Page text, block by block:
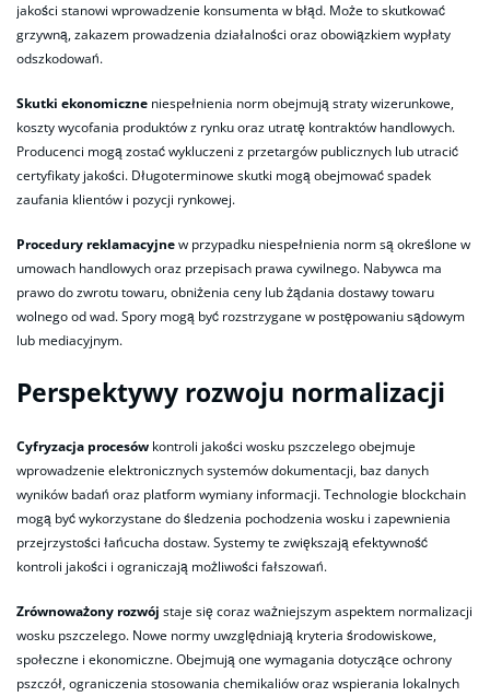
jakości stanowi wprowadzenie konsumenta w błąd. Może to skutkować
grzywną, zakazem prowadzenia działalności oraz obowiązkiem wypłaty
odszkodowań.
Skutki ekonomiczne niespełnienia norm obejmują straty wizerunkowe,
koszty wycofania produktów z rynku oraz utratę kontraktów handlowych.
Producenci mogą zostać wykluczeni z przetargów publicznych lub utracić
certyfikaty jakości. Długoterminowe skutki mogą obejmować spadek
zaufania klientów i pozycji rynkowej.
Procedury reklamacyjnew przypadku niespełnienia norm są określone w
umowach handlowych oraz przepisach prawa cywilnego. Nabywca ma
prawo do zwrotu towaru, obniżenia ceny lub żądania dostawy towaru
wolnego od wad. Spory mogą być rozstrzygane w postępowaniu sądowym
lub mediacyjnym.
Perspektywy rozwoju normalizacji
Cyfryzacja procesów kontroli jakości wosku pszczelego obejmuje
wprowadzenie elektronicznych systemów dokumentacji, baz danych
wyników badań oraz platform wymiany informacji. Technologie blockchain
mogą być wykorzystane do śledzenia pochodzenia wosku i zapewnienia
przejrzystości łańcucha dostaw. Systemy te zwiększają efektywność
kontroli jakości i ograniczają możliwości fałszowań.
Zrównoważony rozwój staje się coraz ważniejszym aspektem normalizacji
wosku pszczelego. Nowe normy uwzględniają kryteria środowiskowe,
społeczne i ekonomiczne. Obejmują one wymagania dotyczące ochrony
pszczół, ograniczenia stosowania chemikaliów oraz wspierania lokalnych